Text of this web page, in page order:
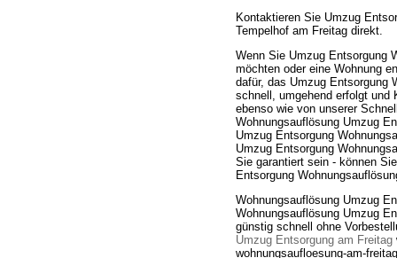
Kontaktieren Sie Umzug
Tempelhof am Freitag direkt.
Wenn Sie Umzug Entsorgung
möchten oder eine Wohnung
dafür, das Umzug Entsorgung
schnell, umgehend erfolgt und
ebenso wie von unserer
Wohnungsauflösung Umzug
Umzug Entsorgung
Umzug Entsorgung
Sie garantiert sein - können
Entsorgung
Wohnungsauflösung Umzug
Wohnungsauflösung Umzug
günstig schnell ohne
Umzug Entsorgung am Freitag
wohnungsaufloesung-am-